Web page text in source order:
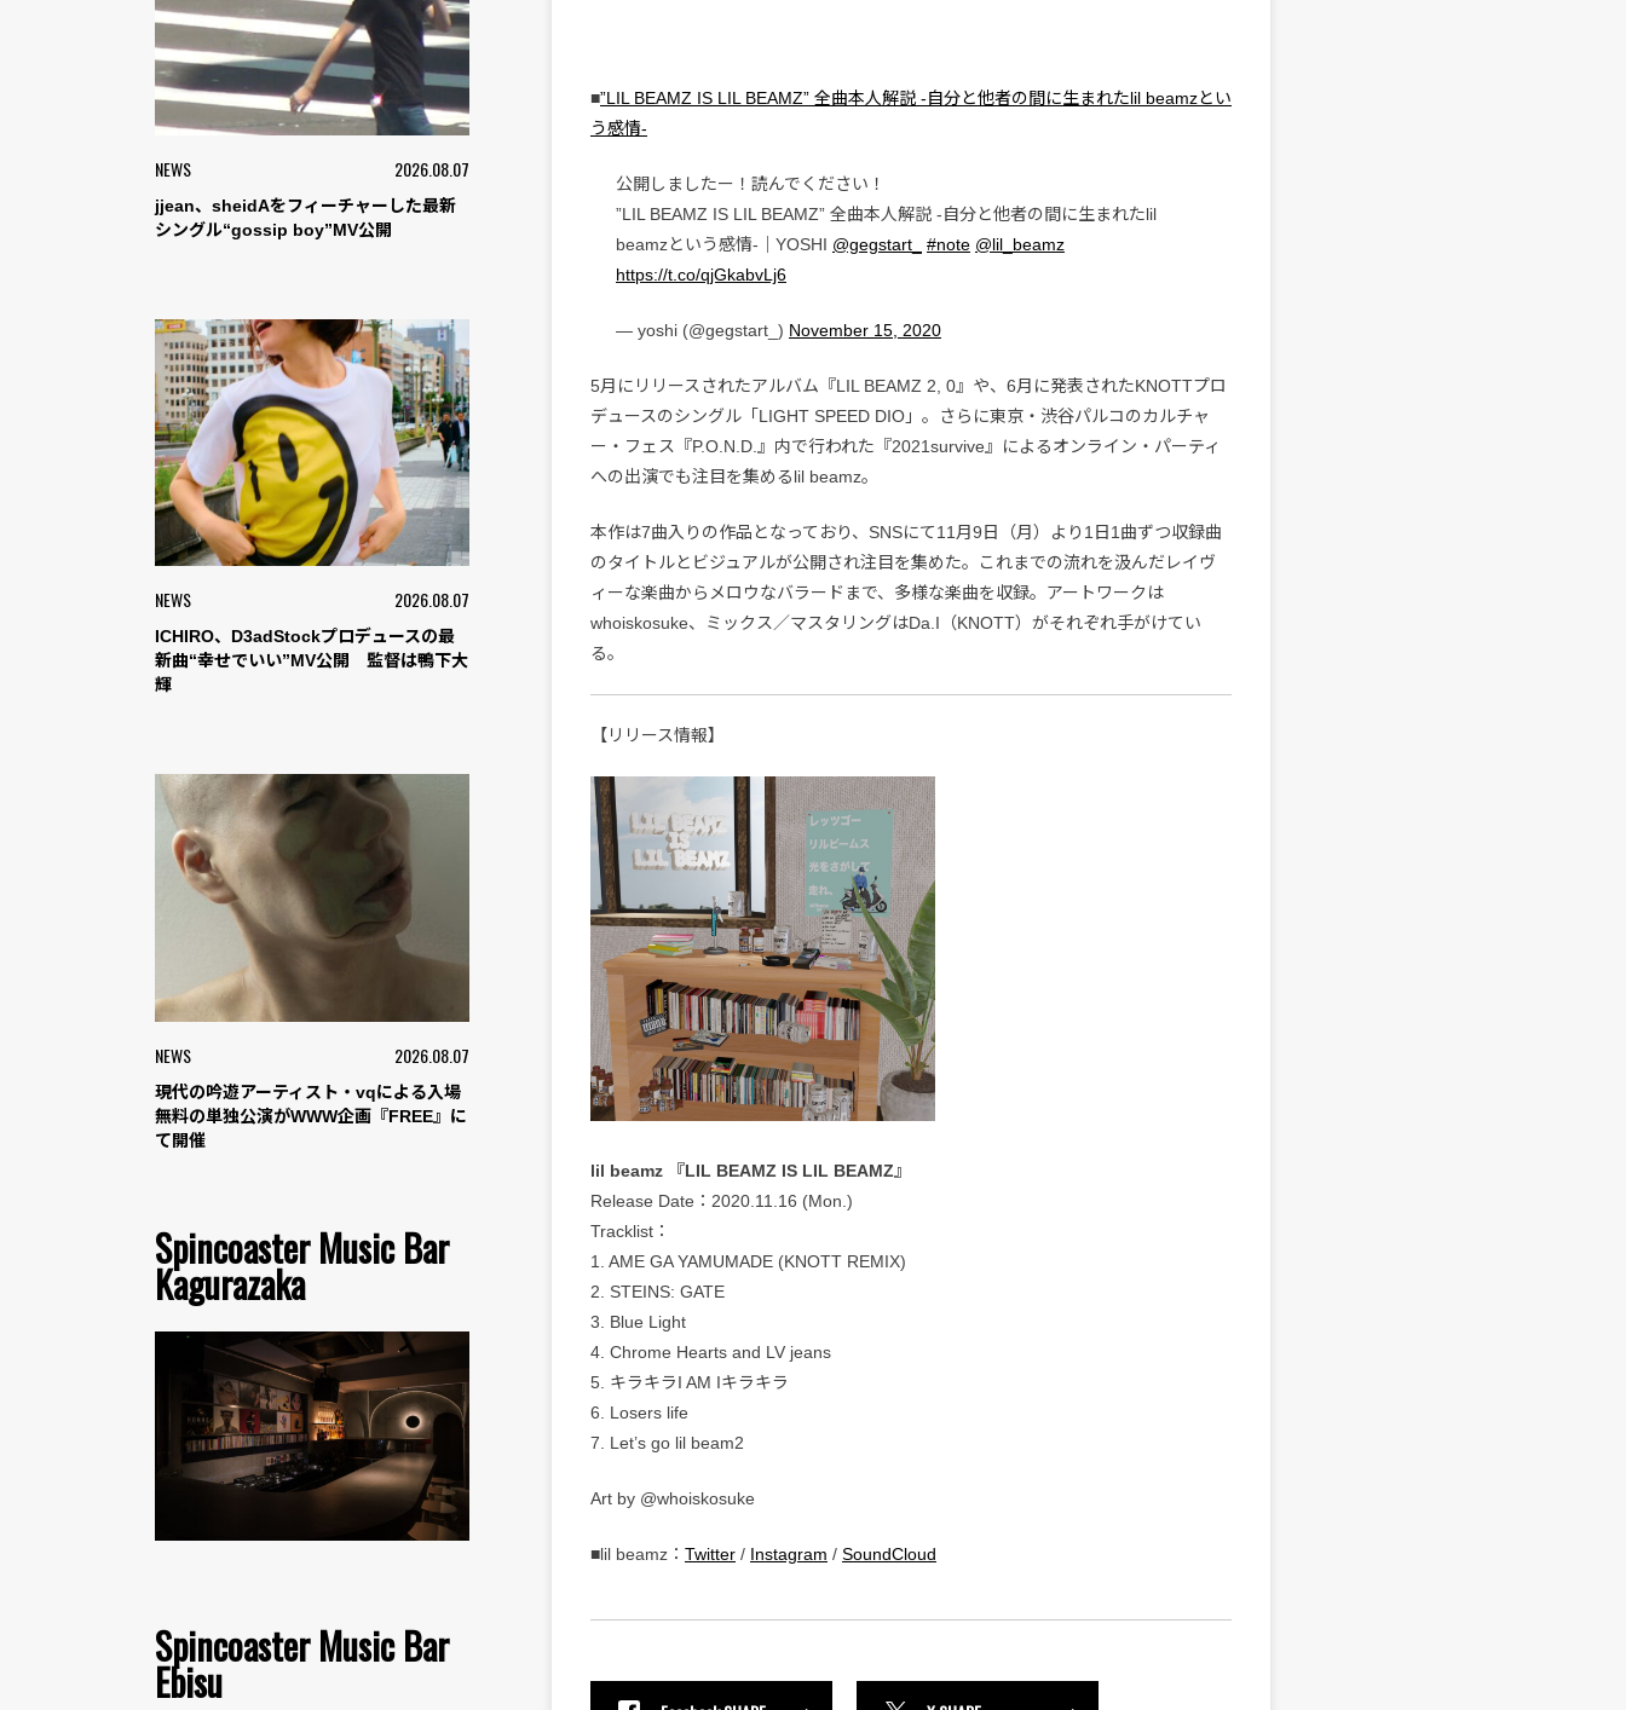
NEWS 2026.08.07
jjean、sheidAをフィーチャーした最新
シングル“gossip boy”MV公開
NEWS 2026.08.07
ICHIRO、D3adStockプロデュースの最
新曲“幸せでいい”MV公開 監督は鴨下大
輝
NEWS 2026.08.07
現代の吟遊アーティスト・vqによる入場
無料の単独公演がWWW企画『FREE』に
て開催
Spincoaster Music Bar
Kagurazaka
Spincoaster Music Bar
Ebisu
■”LIL BEAMZ IS LIL BEAMZ” 全曲本人解説 -自分と他者の間に生まれたlil beamzとい
う感情-
公開しましたー！読んでください！
”LIL BEAMZ IS LIL BEAMZ” 全曲本人解説 -自分と他者の間に生まれたlil
beamzという感情-｜YOSHI @gegstart_ #note @lil_beamz
https://t.co/qjGkabvLj6
— yoshi (@gegstart_) November 15, 2020
5月にリリースされたアルバム『LIL BEAMZ 2, 0』や、6月に発表されたKNOTTプロ
デュースのシングル「LIGHT SPEED DIO」。さらに東京・渋谷パルコのカルチャ
ー・フェス『P.O.N.D.』内で行われた『2021survive』によるオンライン・パーティ
への出演でも注目を集めるlil beamz。
本作は7曲入りの作品となっており、SNSにて11月9日（月）より1日1曲ずつ収録曲
のタイトルとビジュアルが公開され注目を集めた。これまでの流れを汲んだレイヴ
ィーな楽曲からメロウなバラードまで、多様な楽曲を収録。アートワークは
whoiskosuke、ミックス／マスタリングはDa.I（KNOTT）がそれぞれ手がけてい
る。
【リリース情報】
lil beamz 『LIL BEAMZ IS LIL BEAMZ』
Release Date：2020.11.16 (Mon.)
Tracklist：
1. AME GA YAMUMADE (KNOTT REMIX)
2. STEINS: GATE
3. Blue Light
4. Chrome Hearts and LV jeans
5. キラキラI AM Iキラキラ
6. Losers life
7. Let’s go lil beam2
Art by @whoiskosuke
■lil beamz： Twitter / Instagram / SoundCloud